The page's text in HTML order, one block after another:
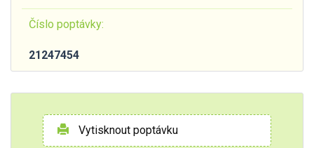
Číslo poptávky:
21247454
Vytisknout poptávku